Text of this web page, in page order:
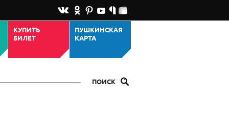
КУПИТЬ
БИЛЕТ
ПУШКИНСКАЯ
КАРТА
ПОИСК